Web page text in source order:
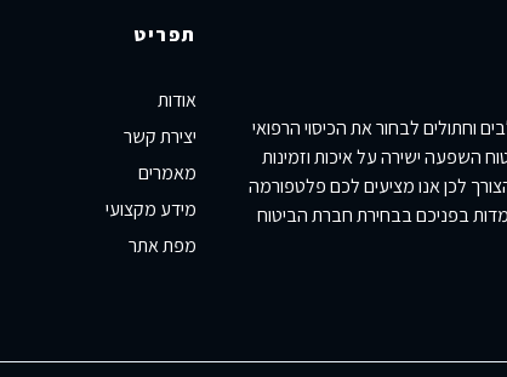
וחתולים לבחור את הכיסוי הרפואי
השפעה ישירה על איכות וזמינות
לכן אנו מציעים לכם פלטפורמה
בפניכם בבחירת חברת הביטוח
תפריט
אודות
יצירת קשר
מאמרים
מידע מקצועי
מפת אתר